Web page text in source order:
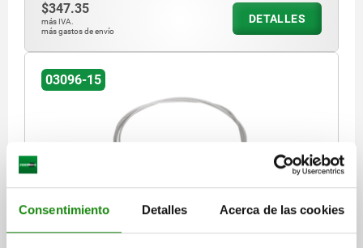
Consentimiento Detalles Acerca de las cookies
$347.35
más IVA.
más gastos de envío
DETALLES
03096-15
CABLE CON BOLA, D=1,5, L=1200, ACERO
INOXIDABLE